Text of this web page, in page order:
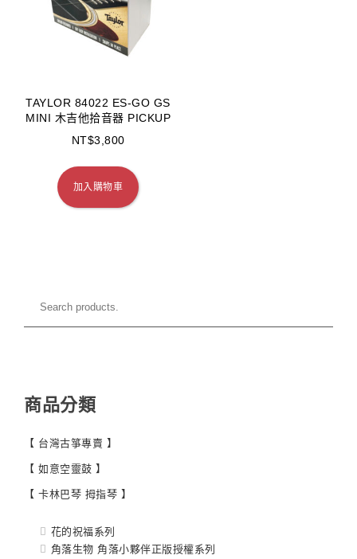
TAYLOR 84022 ES-GO GS
MINI 木吉他拾音器 PICKUP
NT$3,800
加入購物車
商品分類
【 台灣古箏專賣 】
【 如意空靈鼓 】
【 卡林巴琴 拇指琴 】
花的祝福系列
角落生物 角落小夥伴正版授權系列